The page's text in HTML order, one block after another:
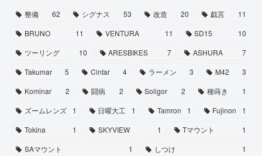
整備 62 シグナス 53 改造 20 戯言
11
BRUNO
11 VENTURA 11 SD15
10
ツーリング
10 ARESBIKES 7 ASHURA
7
Takumar
5 Cintar 4 ラーメン 3 M42
3
Kominar
2 闘病 2 Soligor 2 種蒔き
1
ズームレンズ
1 日曜大工 1 Tamron 1 Fujinon
1
Tokina
1 SKYVIEW 1 Tマウント
1
SAマウント
1 しつけ 1